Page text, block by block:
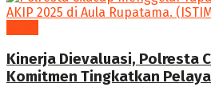
Kinerja Dievaluasi, Polresta
Komitmen Tingkatkan